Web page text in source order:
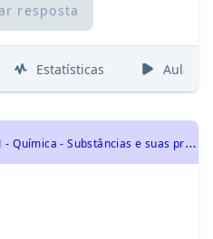
resposta
Estatísticas Aulas
U
NEMAT 2011 - Química - Substâncias e suas propriedades, Interações Atômicas: Geometria Molecular, Polaridade da ligação e da Molécula, Forças Intermoleculares e Número de Oxidação.